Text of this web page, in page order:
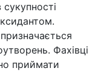
Фахівці
приймати